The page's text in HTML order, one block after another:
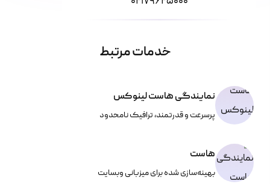
خدمات مرتبط
نمایندگی هاست لینوکس
پرسرعت و قدرتمند، ترافیک نامحدود
هاست
بهینه‌سازی شده برای میزبانی وبسایت